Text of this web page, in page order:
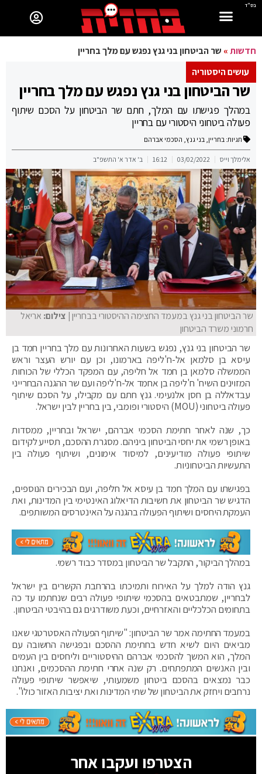
בס"ד
חדשות» שר הביטחון בני גנץ נפגש עם מלך בחריין
עושים היסטוריה
שר הביטחון בני גנץ נפגש עם מלך בחריין
במהלך פגישתו עם המלך, חתם שר הביטחון על הסכם שיתוף
פעולה ביטחוני היסטורי עם בחריין
תגיות: בחריין, בני גנץ, הסכמי אברהם
אלימלך וייס 03/02/2022
16:12 ב' אדר א' התשפ"ב
שר הביטחון בני גנץ במעמד החצימה ההיסטורי בבחריין| צילום: אריאל
חרמוני משרד הביטחון
שר הביטחון בני גנץ, נפגש בשעות האחרונות עם מלך בחריין חמד בן
עיסא בן סלמאן אל-ח'ליפה בארמונו, וכן עם יורש העצר וראש
הממשלה סלמאן בן חמד אל חליפה, עם המפקד הכללי של הכוחות
המזוינים השיח' ח'ליפה בן אחמד אל-ח'ליפה ועם שר ההגנה הבחרייני
עבדאללה בן חסן אלנעימי. גנץ חתם עם מקבילו, על הסכם שיתוף
פעולה ביטחוני (MOU) היסטורי ופומבי, בין בחריין לבין ישראל.
כך, שנה לאחר חתימת הסכמי אברהם, ישראל ובחריין, ממסדות
באופן רשמי את יחסי הביטחון ביניהם. מסגרת ההסכם, תסייע לקידום
שיתופי פעולה מודיעינים, למיסוד אימונים, ושיתוף פעולה בין
התעשיות הביטחוניות.
בפגישתו עם המלך חמד בן עיסא אל חליפה, ועם הבכירים הנוספים,
הדגיש שר הביטחון את חשיבות הדיאלוג האינטימי בין המדינות, ואת
העמקת היחסים ושיתוף הפעולה בהגנה על האינטרסים המשותפים.
במהלך הביקור, התקבל שר הביטחון במסדר כבוד רשמי.
גנץ הודה למלך על האירוח ותמיכתו בהרחבת הקשרים בין ישראל
לבחריין, שמתבטאים בהסכמי שיתופי פעולה רבים שנחתמו עד כה
בתחומים הכלכליים והאזרחיים, וכעת משודרגים גם בהיבטי הביטחון.
במעמד החתימה אמר שר הביטחון: "שיתוף הפעולה האסטרטגי שאנו
מביאים היום לשיא חדש בחתימת ההסכם ובפגישה החשובה עם
המלך, הוא המשך להסכמי אברהם ההיסטוריים וליחסים בין העמים
ובין האנשים המתפתחים. רק שנה אחרי חתימת ההסכמים, ואנחנו
כבר נמצאים בהסכם ביטחון משמעותי, שיאפשר שיתופי פעולה
נרחבים ויחזק את הביטחון של שתי המדינות ואת יציבות האזור כולו".
הצטרפו ועקבו אחר